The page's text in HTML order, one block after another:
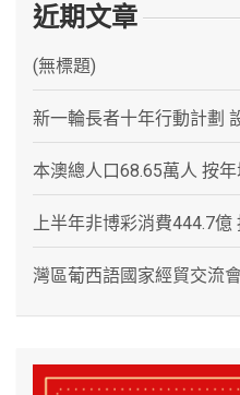
近期文章
(無標題)
新一輪長者十年行動計劃
本澳總人口68.65萬人 按
上半年非博彩消費444.7億
灣區葡西語國家經貿交流